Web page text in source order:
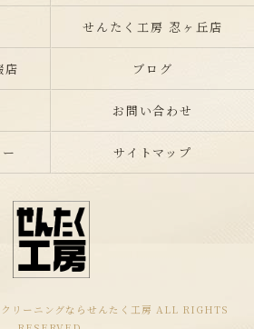
せんたく工房 忍ヶ丘店
店 ブログ
お問い合わせ
サイトマップ
リーニングならせんたく工房 ALL RIGHTS